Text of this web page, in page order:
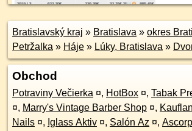
Bratislavský kraj » Bratislava » okres
Petržalka » Háje » Lúky, Bratislava »
Obchod
Potraviny Večierka ¤, HotBox ¤, Tabak
¤, Marry's Vintage Barber Shop ¤,
Nails ¤, Iglass Aktiv ¤, Salón Az ¤,